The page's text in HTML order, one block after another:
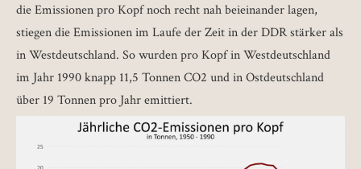
die Emissionen pro Kopf noch recht nah beieinander lagen,
stiegen die Emissionen im Laufe der Zeit in der DDR stärker als
in Westdeutschland. So wurden pro Kopf in Westdeutschland
im Jahr 1990 knapp 11,5 Tonnen CO2 und in Ostdeutschland
über 19 Tonnen pro Jahr emittiert.